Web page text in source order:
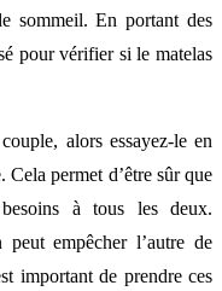
sommeil. En portant des
pour vérifier si le matelas
alors essayez-le en
Cela permet d’être sûr que
à tous les deux.
empêcher l’autre de
important de prendre ces